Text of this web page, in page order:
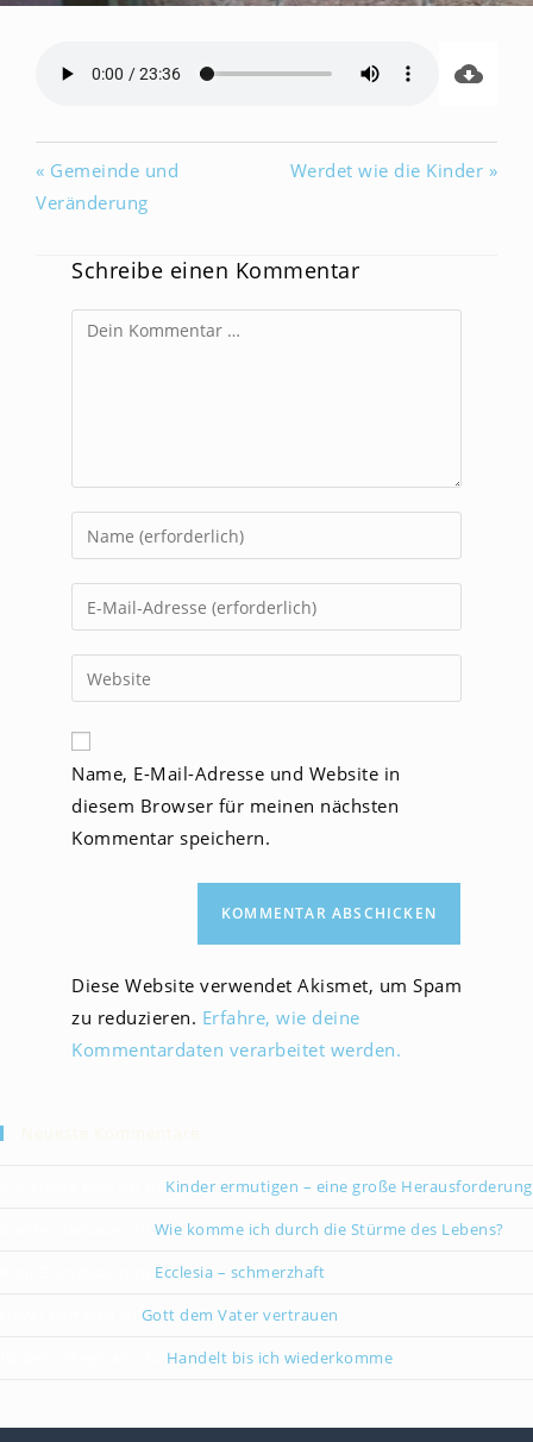
« Gemeinde und
Veränderung
Werdet wie die Kinder »
Schreibe einen Kommentar
Kommentar
Gib
deinen
Namen
oder
zum
Kommentieren
ein
Gib
deine
E-
Mail-
zum
Kommentieren
ein
Gib
deine
Website-
URL
ein
(optional)
Name, E-Mail-Adresse und Website in
diesem Browser für meinen nächsten
Kommentar speichern.
Diese Website verwendet Akismet, um Spam
zu reduzieren. Erfahre, wie deine
Kommentardaten verarbeitet werden.
Kinder ermutigen – eine große Herausforderung
Wie komme ich durch die Stürme des Lebens?
Ecclesia – schmerzhaft
Gott dem Vater vertrauen
Handelt bis ich wiederkomme